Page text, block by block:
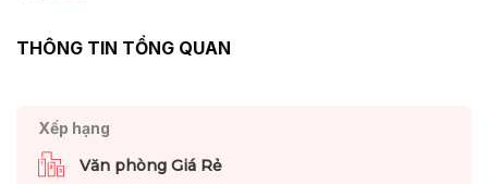
THÔNG TIN TỔNG QUAN
Xếp hạng
Văn phòng Giá Rẻ